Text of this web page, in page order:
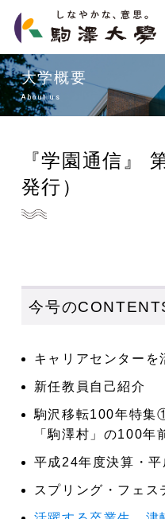
大学概要
About us
『学園通信』
発行）
今号の
キャリアセンターを
新任教員自己紹介
駒沢移転100年特
「駒澤村」の100年
平成24年度決算・
スプリング・フェス